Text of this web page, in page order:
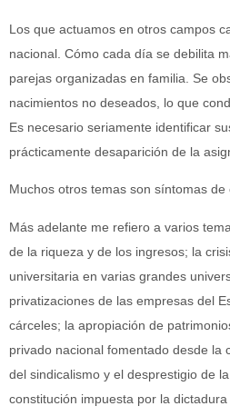
Los que actuamos en otros campos
nacional. Cómo cada día se debilita
parejas organizadas en familia. Se
nacimientos no deseados, lo que
Es necesario seriamente identificar
prácticamente desaparición de la
Muchos otros temas son síntomas
Más adelante me refiero a varios
de la riqueza y de los ingresos; la
universitaria en varias grandes
privatizaciones de las empresas del
cárceles; la apropiación de
privado nacional fomentado desde la
del sindicalismo y el desprestigio de
constitución impuesta por la dictadura